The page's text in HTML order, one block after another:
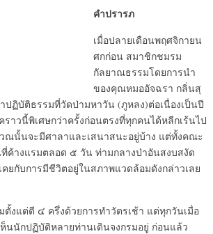
คำปรารภ
เมื่อปลายเดือนพฤศจิกายน
ศกก่อน สมาชิกชมรม
กัลยาณธรรมโดยการนำ
ของคุณหมออัจฉรา กลิ่นสุ
ปฏิบัติธรรมที่วัดป่ามหาวัน (ภูหลง)ต่อเนื่องเป็นปี
าวนี้พิเศษกว่าครั้งก่อนตรงที่ทุกคนได้หลีกเร้นไป
ณนั้นจะมีศาลาและเสนาสนะอยู่บ้าง แต่ทั้งคณะ
ที่ค้างแรมตลอด ๕ วัน ท่ามกลางป่าอันสงบสงัด
ยกับการมีชีวิตอยู่ในสภาพแวดล้อมดังกล่าวเลย
ตั้งแต่ตี ๔ ครึ่งด้วยการทำวัตรเช้า แต่ทุกวันเมื่อ
นนักปฏิบัติหลายท่านเดินจงกรมอยู่ ก่อนแล้ว